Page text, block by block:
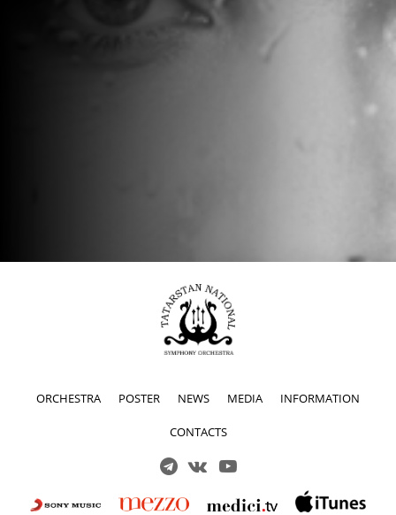
ORCHESTRA POSTER NEWS MEDIA INFORMATION
CONTACTS